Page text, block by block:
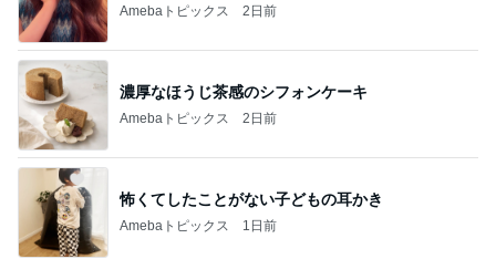
Amebaトピックス 1日前
神がかってる掃除機
Amebaトピックス 23時間前
買って良かった早速届いた当たり商品
Amebaトピックス 1日前